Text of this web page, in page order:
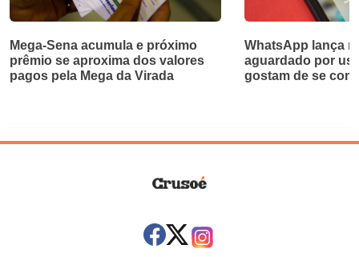
Mega-Sena acumula e próximo
prêmio se aproxima dos valores
pagos pela Mega da Virada
WhatsApp lança
aguardado por
gostam de se